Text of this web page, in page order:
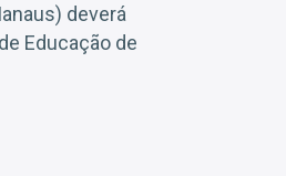
deverá
Educação de